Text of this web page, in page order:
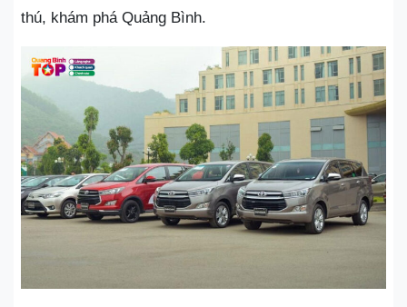
thú, khám phá Quảng Bình.